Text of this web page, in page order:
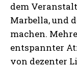
dem
Marbella, und
machen.
entspannter
von dezenter